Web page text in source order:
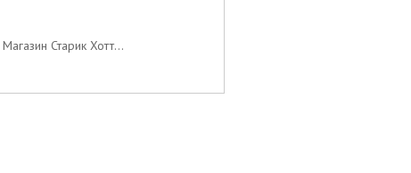
Магазин Старик Хотт...